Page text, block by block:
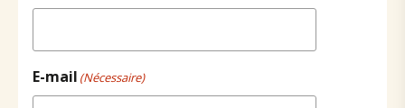
E-mail (Nécessaire)